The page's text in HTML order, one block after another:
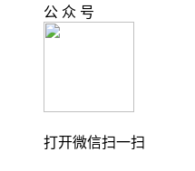
公 众 号
打开微信扫一扫